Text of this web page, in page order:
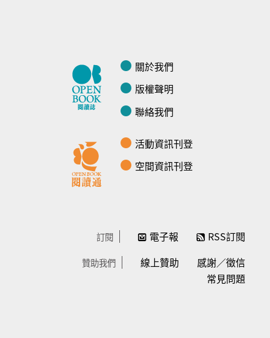
關於我們
版權聲明
聯絡我們
活動資訊刊登
空間資訊刊登
訂閱 電子報 RSS訂閱
贊助我們 線上贊助
感謝／徵信
常見問題